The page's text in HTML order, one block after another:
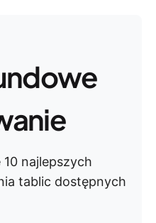
najlepszych
tablic dostępnych